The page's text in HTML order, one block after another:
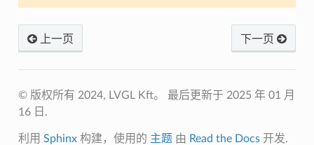
上一页 下一页
© 版权所有 2024, LVGL Kft。 最后更新于 2025 年 01 月
16 日.
利用 Sphinx构建，使用的 主题 由 Read the Docs开发.